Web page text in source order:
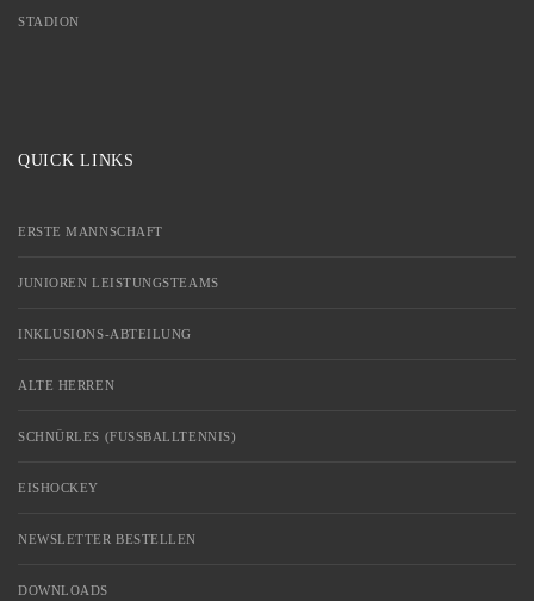
STADION
QUICK LINKS
ERSTE MANNSCHAFT
JUNIOREN LEISTUNGSTEAMS
INKLUSIONS-ABTEILUNG
ALTE HERREN
SCHNÜRLES (FUSSBALLTENNIS)
EISHOCKEY
NEWSLETTER BESTELLEN
DOWNLOADS